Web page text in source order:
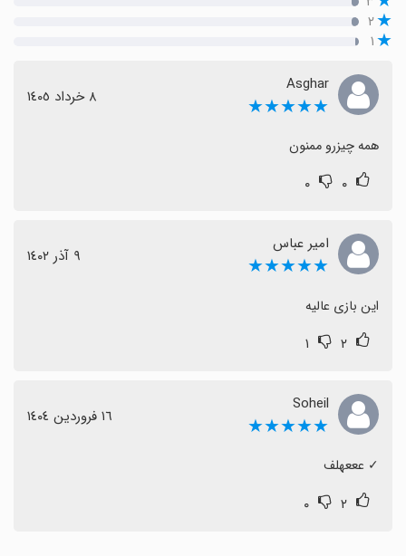
۲
۱
Asghar
★★★★★ ٨ خرداد ١٤٠٥
همه چیزرو ممنون
۰ ۰
امیر عباس
★★★★★ ٩ آذر ١٤٠٢
این بازی عالیه
۲ ۱
Soheil
★★★★★ ١٦ فروردین ١٤٠٤
‏✓ عععهلف
۲ ۰